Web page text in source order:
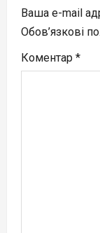
v
i
g
Ваша e-mail
Обов’язкові
Коментар *